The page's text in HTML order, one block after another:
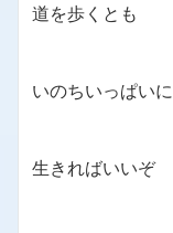
道を歩くとも
いのちいっぱいに
生きればいいぞ